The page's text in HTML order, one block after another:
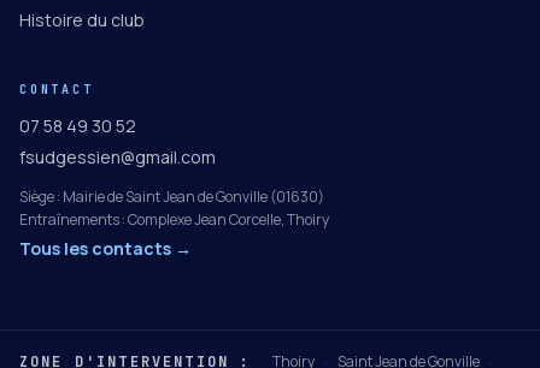
Histoire du club
CONTACT
07 58 49 30 52
fsudgessien@gmail.com
Siège : Mairie de Saint Jean de Gonville (01630)
Entraînements : Complexe Jean Corcelle, Thoiry
Tous les contacts →
ZONE D'INTERVENTION : Thoiry · Saint Jean de Gonville ·